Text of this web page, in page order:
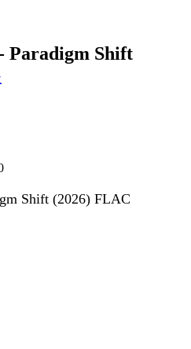
Paradigm Shift
Shift (2026) FLAC